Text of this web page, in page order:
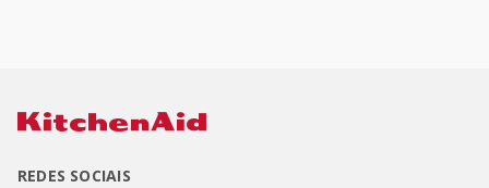
REDES SOCIAIS